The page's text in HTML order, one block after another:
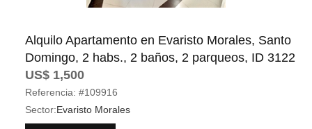
Alquilo Apartamento en Evaristo Morales, Santo
Domingo, 2 habs., 2 baños, 2 parqueos, ID 3122
US$ 1,500
Referencia: #109916
Sector:Evaristo Morales